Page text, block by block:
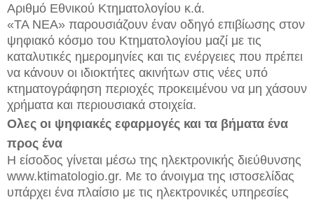
Αριθμό Εθνικού Κτηματολογίου κ.ά.
«ΤΑ ΝΕΑ» παρουσιάζουν έναν οδηγό επιβίωσης στον
ψηφιακό κόσμο του Κτηματολογίου μαζί με τις
καταλυτικές ημερομηνίες και τις ενέργειες που πρέπει
να κάνουν οι ιδιοκτήτες ακινήτων στις νέες υπό
κτηματογράφηση περιοχές προκειμένου να μη χάσουν
χρήματα και περιουσιακά στοιχεία.
Ολες οι ψηφιακές εφαρμογές και τα βήματα ένα
προς ένα
Η είσοδος γίνεται μέσω της ηλεκτρονικής διεύθυνσης
www.ktimatologio.gr. Με το άνοιγμα της ιστοσελίδας
υπάρχει ένα πλαίσιο με τις ηλεκτρονικές υπηρεσίες